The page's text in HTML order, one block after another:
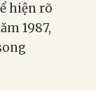
hiện rõ
1987,